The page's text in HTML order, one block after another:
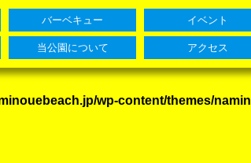
バーベキュー イベント
当公園について アクセス
wp-content/themes/